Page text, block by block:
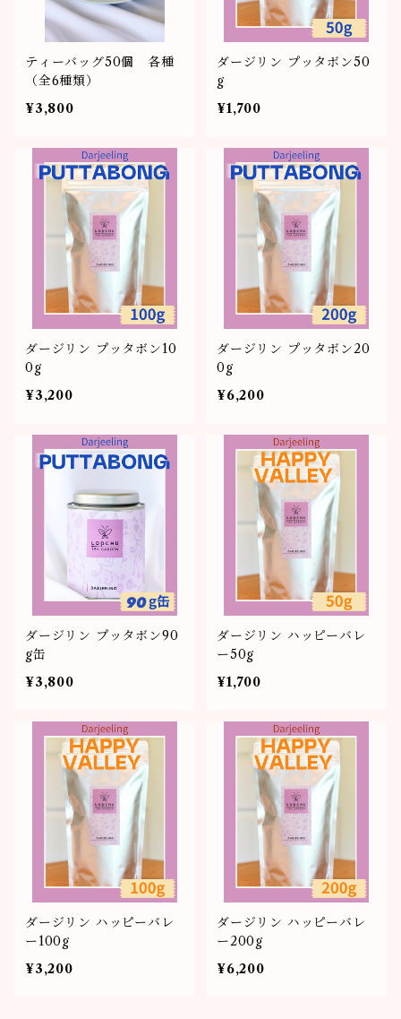
ティーバッグ50個 各種
（全6種類）
¥3,800
ダージリン プッタボン50
g
¥1,700
ダージリン プッタボン10
0g
¥3,200
ダージリン プッタボン20
0g
¥6,200
ダージリン プッタボン90
g缶
¥3,800
ダージリン ハッピーバレ
ー50g
¥1,700
ダージリン ハッピーバレ
ー100g
¥3,200
ダージリン ハッピーバレ
ー200g
¥6,200